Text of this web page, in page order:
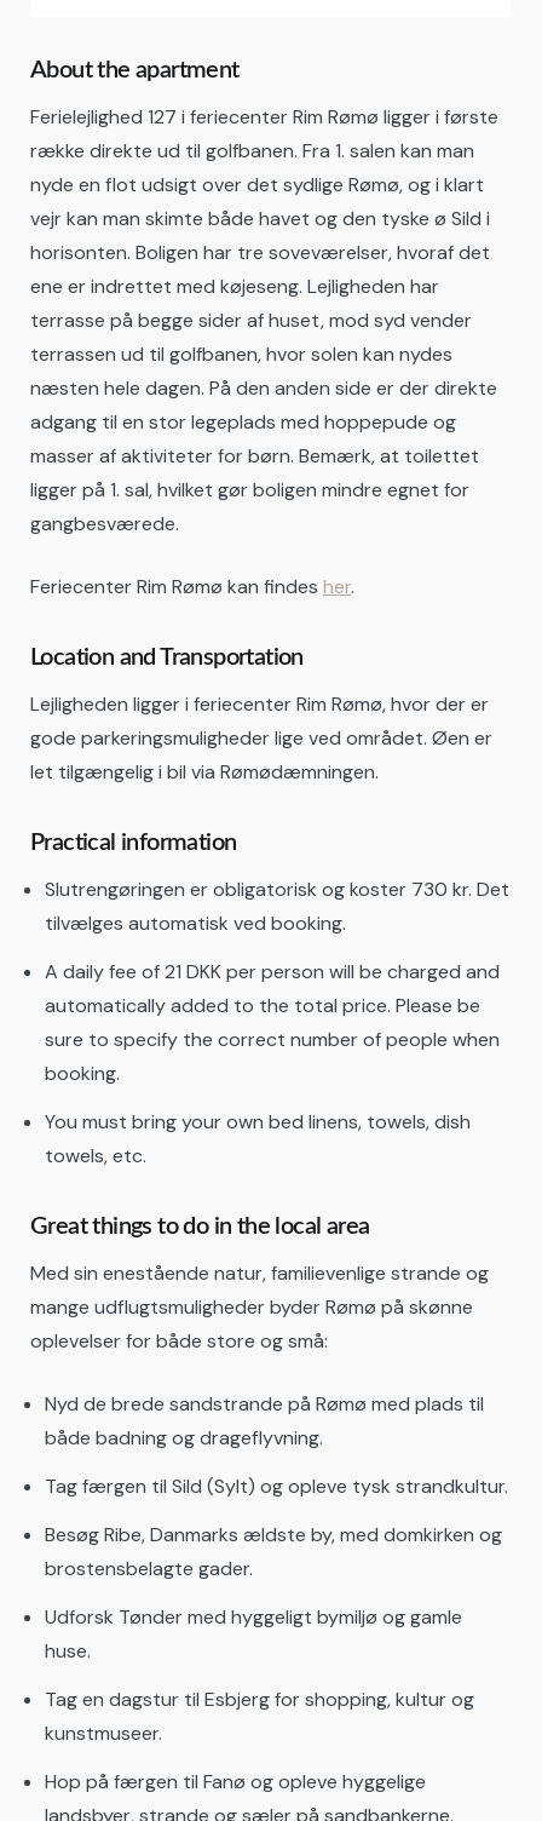
About the apartment
Ferielejlighed 127 i feriecenter Rim Rømø ligger i første
række direkte ud til golfbanen. Fra 1. salen kan man
nyde en flot udsigt over det sydlige Rømø, og i klart
vejr kan man skimte både havet og den tyske ø Sild i
horisonten. Boligen har tre soveværelser, hvoraf det
ene er indrettet med køjeseng. Lejligheden har
terrasse på begge sider af huset, mod syd vender
terrassen ud til golfbanen, hvor solen kan nydes
næsten hele dagen. På den anden side er der direkte
adgang til en stor legeplads med hoppepude og
masser af aktiviteter for børn. Bemærk, at toilettet
ligger på 1. sal, hvilket gør boligen mindre egnet for
gangbesværede.
Feriecenter Rim Rømø kan findes her.
Location and Transportation
Lejligheden ligger i feriecenter Rim Rømø, hvor der er
gode parkeringsmuligheder lige ved området. Øen er
let tilgængelig i bil via Rømødæmningen.
Practical information
Slutrengøringen er obligatorisk og koster 730 kr. Det
tilvælges automatisk ved booking.
A daily fee of 21 DKK per person will be charged and
automatically added to the total price. Please be
sure to specify the correct number of people when
booking.
You must bring your own bed linens, towels, dish
towels, etc.
Great things to do in the local area
Med sin enestående natur, familievenlige strande og
mange udflugtsmuligheder byder Rømø på skønne
oplevelser for både store og små:
Nyd de brede sandstrande på Rømø med plads til
både badning og drageflyvning.
Tag færgen til Sild (Sylt) og opleve tysk strandkultur.
Besøg Ribe, Danmarks ældste by, med domkirken og
brostensbelagte gader.
Udforsk Tønder med hyggeligt bymiljø og gamle
huse.
Tag en dagstur til Esbjerg for shopping, kultur og
kunstmuseer.
Hop på færgen til Fanø og opleve hyggelige
landsbyer, strande og sæler på sandbankerne.